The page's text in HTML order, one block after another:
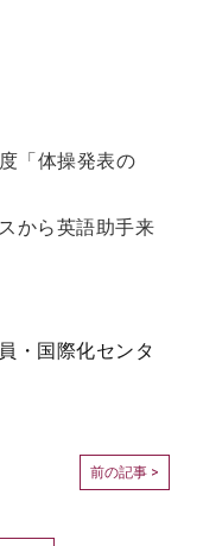
「体操発表の
から英語助手来
・国際化センタ
前の記事 >